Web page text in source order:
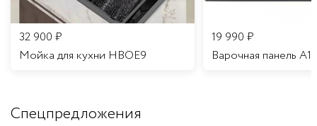
32 900 ₽
Мойка для кухни HBOE9
19 990 ₽
Варочная панель A16
Спецпредложения